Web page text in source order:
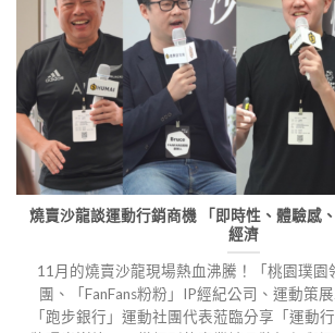
燒賣沙龍談運動行銷商機 「即時性、體驗感
經濟
11月的燒賣沙龍現場熱血沸騰！「桃園璞園
團、「FanFans粉粉」IP經紀公司、運動策
「跑步銀行」運動社團代表蒞臨分享「運動